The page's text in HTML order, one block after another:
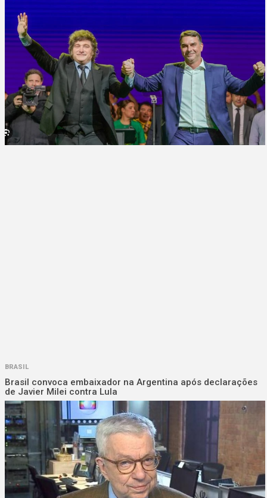
BRASIL
Brasil convoca embaixador na Argentina após declarações
de Javier Milei contra Lula